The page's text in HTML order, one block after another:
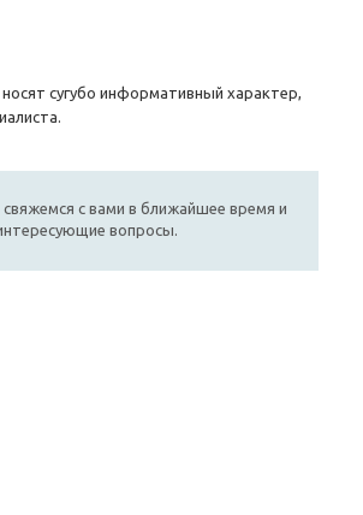
сугубо информативный характер,
с вами в ближайшее время и
вопросы.